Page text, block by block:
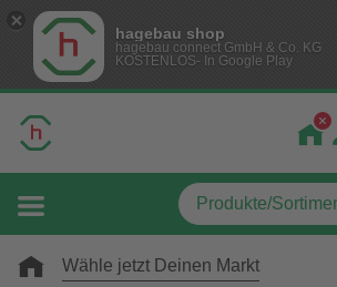
hagebau shop
hagebau connect GmbH & Co. KG
KOSTENLOS- In Google Play
Wähle jetzt Deinen Markt